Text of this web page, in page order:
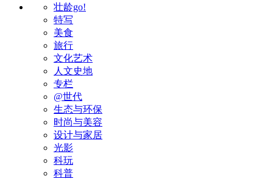
壮龄go!
特写
美食
旅行
文化艺术
人文史地
专栏
@世代
生态与环保
时尚与美容
设计与家居
光影
科玩
科普